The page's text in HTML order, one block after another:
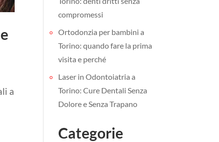
a
compromessi
Ortodonzia per bambini a
Torino: quando fare la prima
visita e perché
Laser in Odontoiatria a
Torino: Cure Dentali Senza
Dolore e Senza Trapano
Categorie